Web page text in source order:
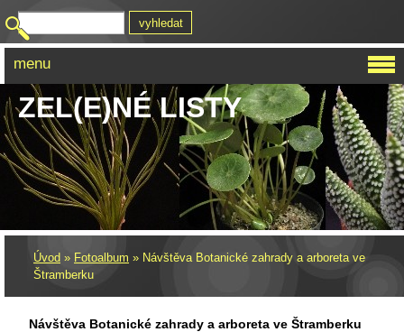
ZEL(E)NÉ LISTY
Úvod » Fotoalbum » Návštěva Botanické zahrady a arboreta ve
Štramberku
Návštěva Botanické zahrady a arboreta ve Štramberku
menu